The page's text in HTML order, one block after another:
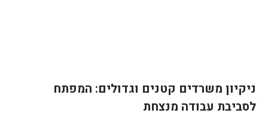
ניקיון משרדים קטנים וגדולים: המפתח
לסביבת עבודה מנצחת